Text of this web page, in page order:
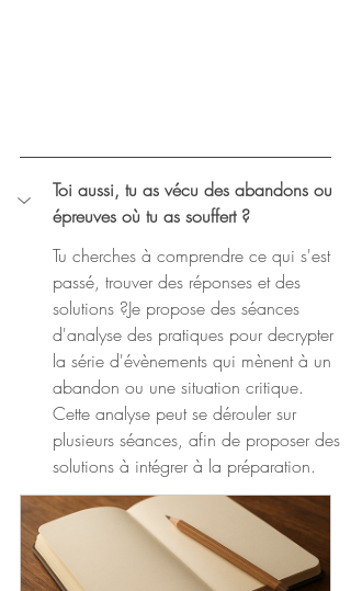
Toi aussi, tu as vécu des abandons ou
épreuves où tu as souffert ?
Tu cherches à comprendre ce qui s'est
passé, trouver des réponses et des
solutions ?Je propose des séances
d'analyse des pratiques pour decrypter
la série d'évènements qui mènent à un
abandon ou une situation critique.
Cette analyse peut se dérouler sur
plusieurs séances, afin de proposer des
solutions à intégrer à la préparation.